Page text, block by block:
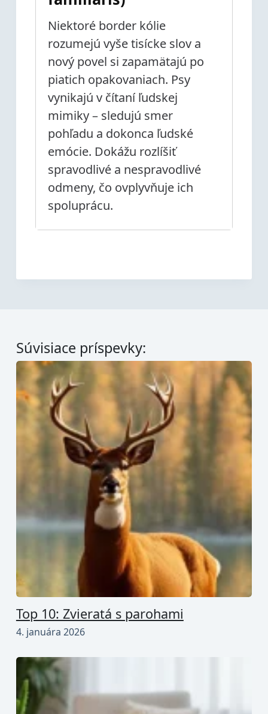
Niektoré border kólie
rozumejú vyše tisícke slov a
nový povel si zapamätajú po
piatich opakovaniach. Psy
vynikajú v čítaní ľudskej
mimiky – sledujú smer
pohľadu a dokonca ľudské
emócie. Dokážu rozlíšiť
spravodlivé a nespravodlivé
odmeny, čo ovplyvňuje ich
spoluprácu.
Súvisiace príspevky:
Top 10: Zvieratá s parohami
4. januára 2026